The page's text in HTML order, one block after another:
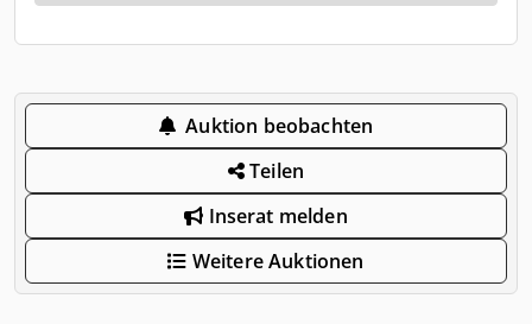
Auktion beobachten
Teilen
Inserat melden
Weitere Auktionen